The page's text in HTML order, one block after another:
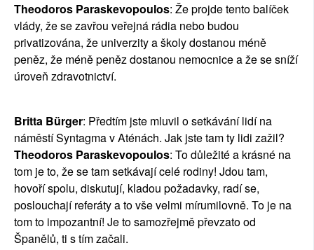
Theodoros Paraskevopoulos: Že projde tento balíček
vlády, že se zavřou veřejná rádia nebo budou
privatizována, že univerzity a školy dostanou méně
peněz, že méně peněz dostanou nemocnice a že se sníží
úroveň zdravotnictví.
Britta Bürger: Předtím jste mluvil o setkávání lidí na
náměstí Syntagma v Aténách. Jak jste tam ty lidi zažil?
Theodoros Paraskevopoulos: To důležité a krásné na
tom je to, že se tam setkávají celé rodiny! Jdou tam,
hovoří spolu, diskutují, kladou požadavky, radí se,
poslouchají referáty a to vše velmi mírumilovně. To je na
tom to impozantní! Je to samozřejmě převzato od
Španělů, ti s tím začali.